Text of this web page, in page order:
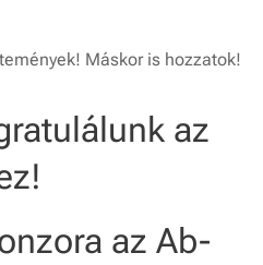
Máskor is hozzatok!
az
az Ab-